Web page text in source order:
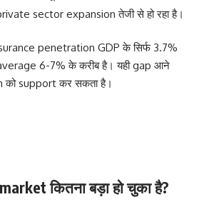
sector expansion तेजी से हो रहा है।
penetration GDP के सिर्फ 3.7%
6-7% के करीब है। यही gap आने
को support कर सकता है।
कितना बड़ा हो चुका है?